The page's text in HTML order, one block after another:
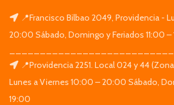
📍Francisco Bilbao 2049, Providencia -
20:00 Sábado, Domingo y Feriados 11:00 –
📍Providencia 2251. Local 024 y 44
Lunes a Viernes 10:00 – 20:00 Sábado,
19:00